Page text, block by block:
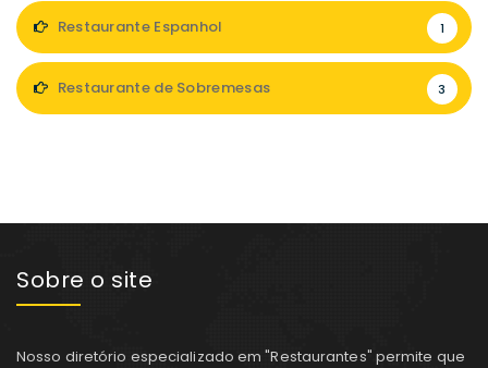
Restaurante Espanhol 1
Restaurante de Sobremesas 3
Sobre o site
Nosso diretório especializado em "Restaurantes" permite que